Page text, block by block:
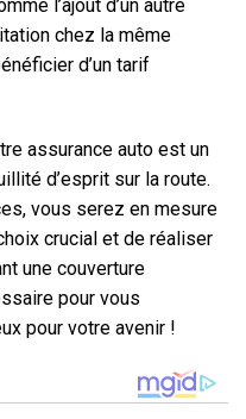
l’ajout d’un autre
chez la même
d’un tarif
assurance auto est un
d’esprit sur la route.
vous serez en mesure
crucial et de réaliser
une couverture
pour vous
pour votre avenir !